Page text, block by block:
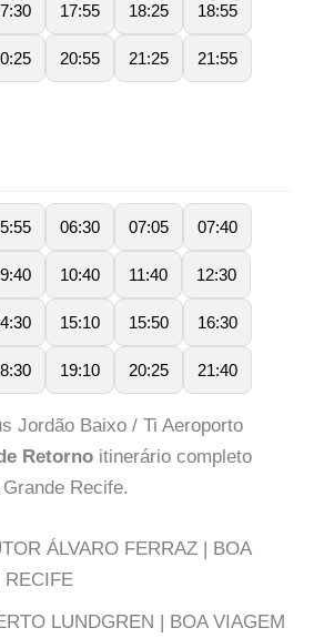
17:55 18:25 18:55
20:55 21:25 21:55
06:30 07:05 07:40
10:40 11:40 12:30
15:10 15:50 16:30
19:10 20:25 21:40
Jordão Baixo / Ti Aeroporto
Retorno itinerário completo
Recife.
ÁLVARO FERRAZ | BOA
RECIFE
LUNDGREN | BOA VIAGEM